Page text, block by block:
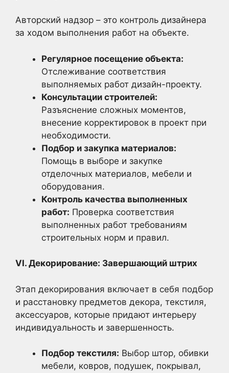
Авторский надзор – это контроль дизайнера
за ходом выполнения работ на объекте.
Регулярное посещение объекта:
Отслеживание соответствия
выполняемых работ дизайн-проекту.
Консультации строителей:
Разъяснение сложных моментов,
внесение корректировок в проект при
необходимости.
Подбор и закупка материалов:
Помощь в выборе и закупке
отделочных материалов, мебели и
оборудования.
Контроль качества выполненных
работ: Проверка соответствия
выполненных работ требованиям
строительных норм и правил.
VI. Декорирование: Завершающий штрих
Этап декорирования включает в себя подбор
и расстановку предметов декора, текстиля,
аксессуаров, которые придают интерьеру
индивидуальность и завершенность.
Подбор текстиля: Выбор штор, обивки
мебели, ковров, подушек, покрывал,